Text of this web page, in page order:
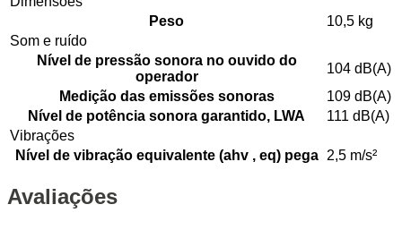
Peso
10,5 kg
Som e ruído
Nível de pressão sonora no ouvido do
operador
104 dB(A)
Medição das emissões sonoras
109 dB(A)
Nível de potência sonora garantido, LWA
111 dB(A)
Vibrações
Nível de vibração equivalente (ahv , eq) pega
2,5 m/s²
Avaliações